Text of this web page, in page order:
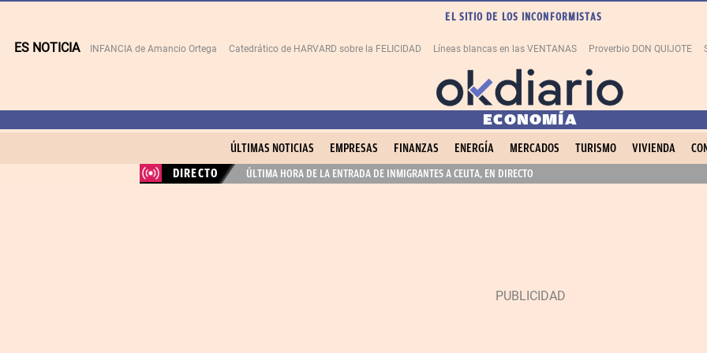
EL SITIO DE LOS INCONFORMISTAS
ES NOTICIA INFANCIA de Amancio Ortega Catedrático de HARVARD sobre la FELICIDAD Líneas blancas en las VENTANAS Proverbio DON QUIJOTE
ECONOMÍA
ÚLTIMAS NOTICIAS EMPRESAS FINANZAS ENERGÍA MERCADOS TURISMO VIVIENDA
DIRECTO
ÚLTIMA HORA DE LA ENTRADA DE INMIGRANTES A CEUTA, EN DIRECTO